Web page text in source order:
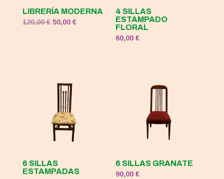
LIBRERÍA MODERNA
120,00€ El
50,00 €El
4 SILLAS
ESTAMPADO
FLORAL
60,00€
6 SILLAS
ESTAMPADAS
6 SILLAS GRANATE
90,00€